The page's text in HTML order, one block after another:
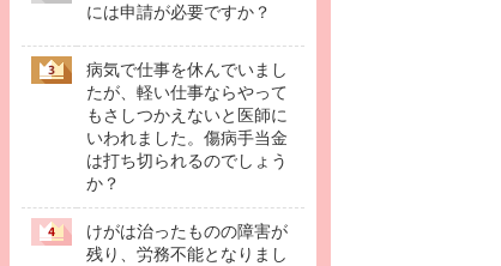
には申請が必要ですか？
病気で仕事を休んでいまし
たが、軽い仕事ならやって
もさしつかえないと医師に
いわれました。傷病手当金
は打ち切られるのでしょう
か？
けがは治ったものの障害が
残り、労務不能となりまし